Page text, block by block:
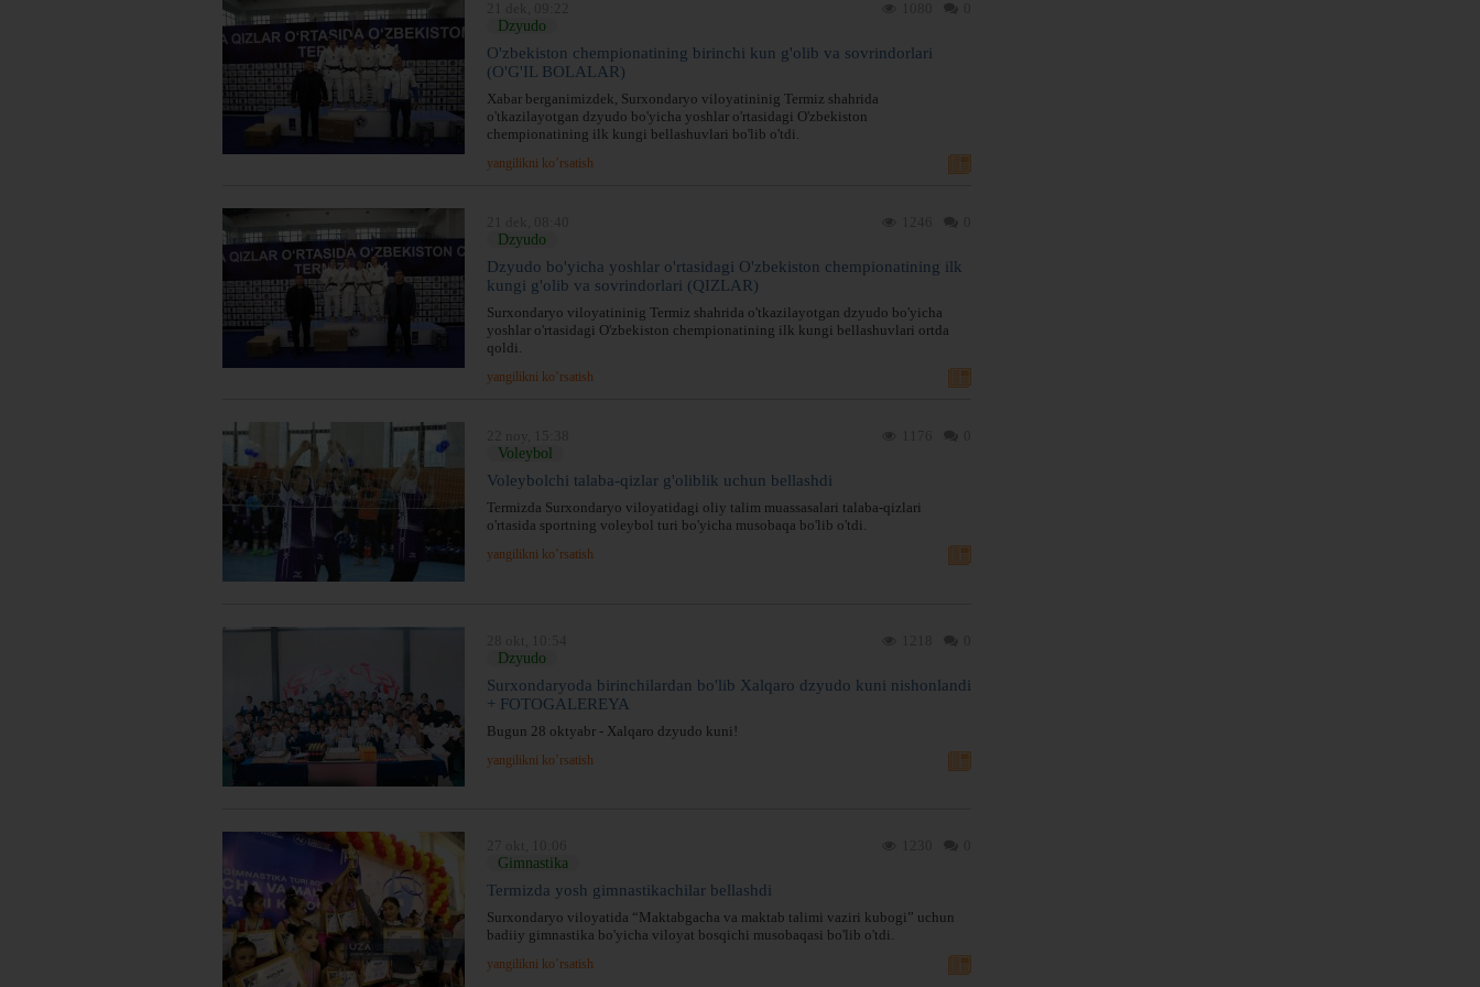
Dzyudo
O'zbekiston chempionatining birinchi kun g'olib va sovrindorlari
(O'G'IL BOLALAR)
Xabar berganimizdek, Surxondaryo viloyatininig Termiz shahrida
o'tkazilayotgan dzyudo bo'yicha yoshlar o'rtasidagi O'zbekiston
chempionatining ilk kungi bellashuvlari bo'lib o'tdi.
yangilikni ko’rsatish
Dzyudo
Dzyudo bo'yicha yoshlar o'rtasidagi O'zbekiston chempionatining ilk
kungi g'olib va sovrindorlari (QIZLAR)
Surxondaryo viloyatininig Termiz shahrida o'tkazilayotgan dzyudo bo'yicha
yoshlar o'rtasidagi O'zbekiston chempionatining ilk kungi bellashuvlari ortda
qoldi.
yangilikni ko’rsatish
Voleybol
Voleybolchi talaba-qizlar g'oliblik uchun bellashdi
Termizda Surxondaryo viloyatidagi oliy talim muassasalari talaba-qizlari
o'rtasida sportning voleybol turi bo'yicha musobaqa bo'lib o'tdi.
yangilikni ko’rsatish
Dzyudo
Surxondaryoda birinchilardan bo'lib Xalqaro dzyudo kuni nishonlandi
+ FOTOGALEREYA
Bugun 28 oktyabr - Xalqaro dzyudo kuni!
yangilikni ko’rsatish
Gimnastika
Termizda yosh gimnastikachilar bellashdi
Surxondaryo viloyatida “Maktabgacha va maktab talimi vaziri kubogi” uchun
badiiy gimnastika bo'yicha viloyat bosqichi musobaqasi bo'lib o'tdi.
yangilikni ko’rsatish